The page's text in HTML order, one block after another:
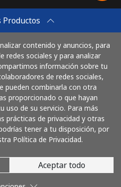
Productos
contenido y anuncios, para
redes sociales y para analizar
información sobre tu
de redes sociales,
pueden combinarla con otra
proporcionado o que hayan
uso de su servicio. Para más
prácticas de privacidad y otras
tener a tu disposición, por
Política de Privacidad.
Aceptar todo
con